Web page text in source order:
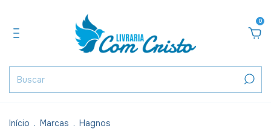
0
Início . Marcas . Hagnos